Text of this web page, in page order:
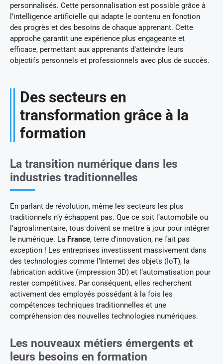
personnalisés. Cette personnalisation est possible grâce à
l’intelligence artificielle qui adapte le contenu en fonction
des progrès et des besoins de chaque apprenant. Cette
approche garantit une expérience plus engageante et
efficace, permettant aux apprenants d’atteindre leurs
objectifs personnels et professionnels avec plus de succès.
Des secteurs en
transformation grâce à la
formation
La transition numérique dans les
industries traditionnelles
En parlant de révolution, même les secteurs les plus
traditionnels n’y échappent pas. Que ce soit l’automobile ou
l’agroalimentaire, tous doivent se mettre à jour pour intégrer
le numérique. La France, terre d’innovation, ne fait pas
exception ! Les entreprises investissent massivement dans
des technologies comme l’Internet des objets (IoT), la
fabrication additive (impression 3D) et l’automatisation pour
rester compétitives. Par conséquent, elles recherchent
activement des employés possédant à la fois les
compétences techniques traditionnelles et une
compréhension des nouvelles technologies numériques.
Les nouveaux métiers émergents et
leurs besoins en formation